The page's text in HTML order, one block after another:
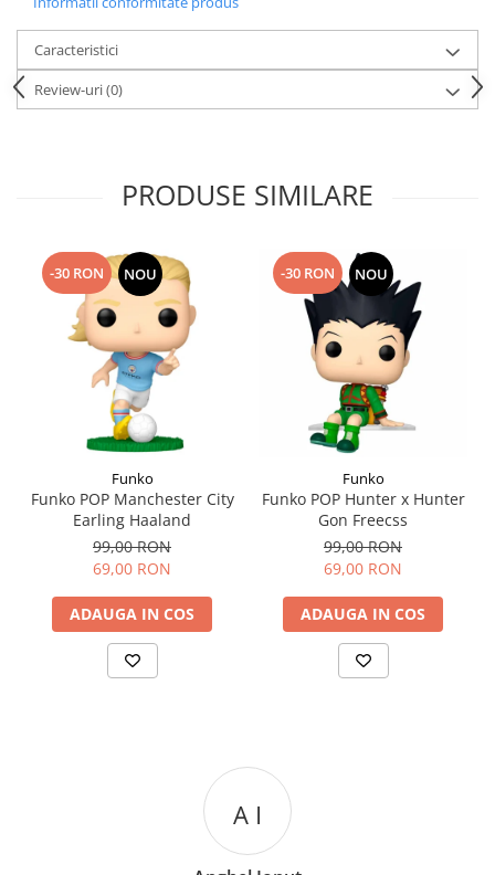
Caracteristici
Review-uri(0)
PRODUSE SIMILARE
-30 RON NOU
Funko
Funko POP Manchester City
Earling Haaland
99,00 RON
69,00 RON
ADAUGA IN COS
-30 RON NOU
Funko
Funko POP Hunter x Hunter
Gon Freecss
99,00 RON
69,00 RON
ADAUGA IN COS
A I